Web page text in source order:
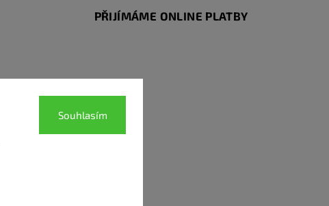
Souhlasím
PŘIJÍMÁME ONLINE PLATBY